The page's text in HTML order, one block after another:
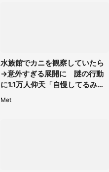
水族館でカニを観察していたら
→意外すぎる展開に 謎の行動
に1.1万人仰天「自慢してるみた
Met